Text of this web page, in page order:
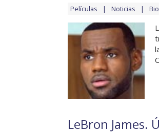
Películas Noticias
LeBron James.